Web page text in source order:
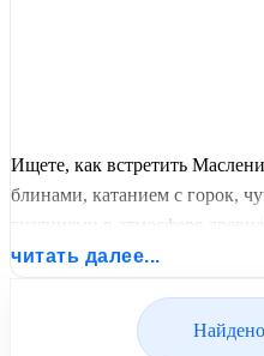
Ищете, как встретить
блинами, катанием с горок,
гуляниями в атмосфере
Москвы предлагают
один из самых тёплых и
культуры. Это не просто
обряде, где каждый может
читать далее...